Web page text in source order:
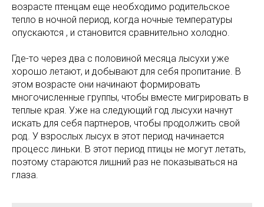
возрасте птенцам еще необходимо родительское
тепло в ночной период, когда ночные температуры
опускаются , и становится сравнительно холодно.
Где-то через два с половиной месяца лысухи уже
хорошо летают, и добывают для себя пропитание. В
этом возрасте они начинают формировать
многочисленные группы, чтобы вместе мигрировать в
теплые края. Уже на следующий год лысухи начнут
искать для себя партнеров, чтобы продолжить свой
род. У взрослых лысух в этот период начинается
процесс линьки. В этот период птицы не могут летать,
поэтому стараются лишний раз не показываться на
глаза.